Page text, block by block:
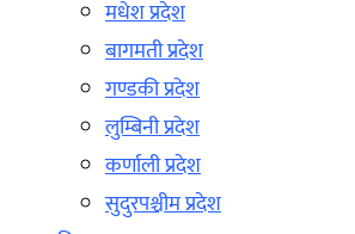
मधेश प्रदेश
बागमती प्रदेश
गण्डकी प्रदेश
लुम्बिनी प्रदेश
कर्णाली प्रदेश
सुदुरपश्चीम प्रदेश